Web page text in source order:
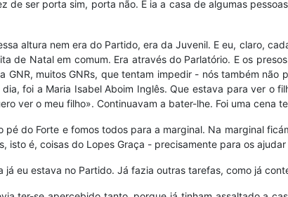
de ser porta sim, porta não. E ia a casa de algumas
altura nem era do Partido, era da Juvenil. E eu, claro,
de Natal em comum. Era através do Parlatório. E os
GNR, muitos GNRs, que tentam impedir - nós também
foi a Maria Isabel Aboim Inglês. Que estava para ver
ver o meu filho». Continuavam a bater-lhe. Foi uma cena
do Forte e fomos todos para a marginal. Na marginal
isto é, coisas do Lopes Graça - precisamente para os
já eu estava no Partido. Já fazia outras tarefas, como já